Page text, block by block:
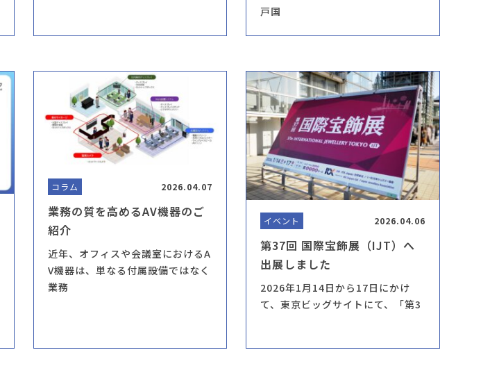
戸国
コラム 2026.04.07
業務の質を高めるAV機器のご
紹介
近年、オフィスや会議室におけるA
V機器は、単なる付属設備ではなく
業務
イベント 2026.04.06
第37回 国際宝飾展（IJT）へ
出展しました
2026年1月14日から17日にかけ
て、東京ビッグサイトにて、「第3